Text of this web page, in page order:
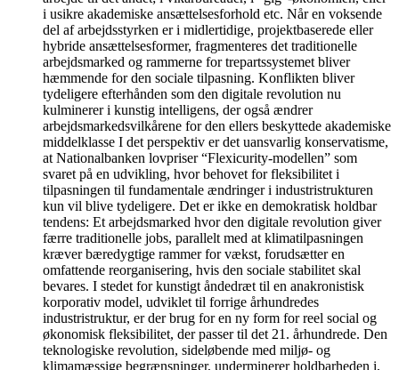
i usikre akademiske ansættelsesforhold etc. Når en voksende
del af arbejdsstyrken er i midlertidige, projektbaserede eller
hybride ansættelsesformer, fragmenteres det traditionelle
arbejdsmarked og rammerne for trepartssystemet bliver
hæmmende for den sociale tilpasning. Konflikten bliver
tydeligere efterhånden som den digitale revolution nu
kulminerer i kunstig intelligens, der også ændrer
arbejdsmarkedsvilkårene for den ellers beskyttede akademiske
middelklasse I det perspektiv er det uansvarlig konservatisme,
at Nationalbanken lovpriser “Flexicurity-modellen” som
svaret på en udvikling, hvor behovet for fleksibilitet i
tilpasningen til fundamentale ændringer i industristrukturen
kun vil blive tydeligere. Det er ikke en demokratisk holdbar
tendens: Et arbejdsmarked hvor den digitale revolution giver
færre traditionelle jobs, parallelt med at klimatilpasningen
kræver bæredygtige rammer for vækst, forudsætter en
omfattende reorganisering, hvis den sociale stabilitet skal
bevares. I stedet for kunstigt åndedræt til en anakronistisk
korporativ model, udviklet til forrige århundredes
industristruktur, er der brug for en ny form for reel social og
økonomisk fleksibilitet, der passer til det 21. århundrede. Den
teknologiske revolution, sideløbende med miljø- og
klimamæssige begrænsninger, underminerer holdbarheden i,